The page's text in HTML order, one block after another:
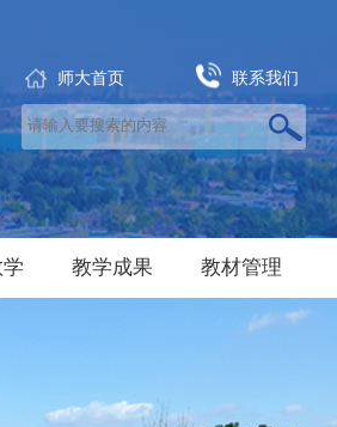
师大首页 联系我们
教学成果 教材管理